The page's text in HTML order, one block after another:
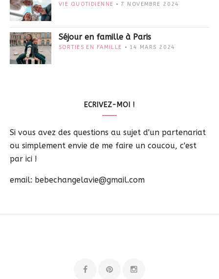
VIE QUOTIDIENNE 7 NOVEMBRE 2024
Séjour en famille à Paris
SORTIES EN FAMILLE 14 MARS 2024
ECRIVEZ-MOI !
Si vous avez des questions au sujet d'un partenariat
ou simplement envie de me faire un coucou, c'est
par ici !
email: bebechangelavie@gmail.com